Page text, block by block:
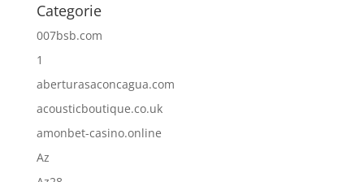
Categorie
007bsb.com
1
aberturasaconcagua.com
acousticboutique.co.uk
amonbet-casino.online
Az